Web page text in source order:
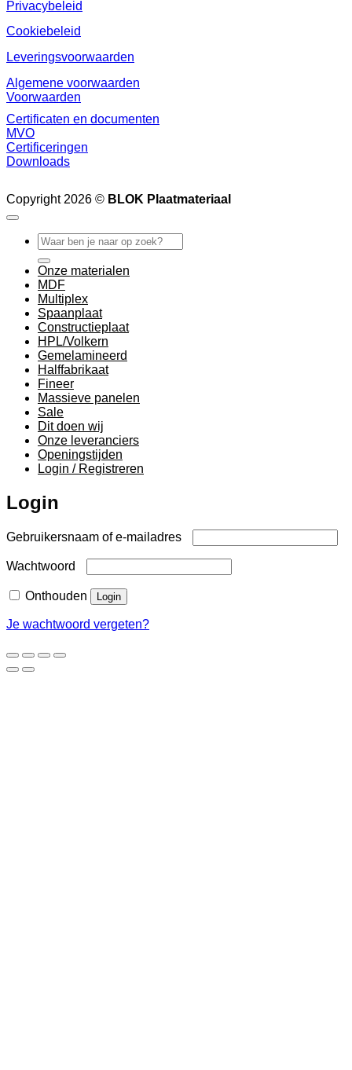
Privacybeleid
Cookiebeleid
Leveringsvoorwaarden
Algemene voorwaarden
Voorwaarden
Certificaten en documenten
MVO
Certificeringen
Downloads
Copyright 2026 © BLOK Plaatmateriaal
Zoeken
naar:
Onze materialen
MDF
Multiplex
Spaanplaat
Constructieplaat
HPL/Volkern
Gemelamineerd
Halffabrikaat
Fineer
Massieve panelen
Sale
Dit doen wij
Onze leveranciers
Openingstijden
Login / Registreren
Login
Gebruikersnaam of e-mailadres
Wachtwoord
Onthouden Login
Je wachtwoord vergeten?